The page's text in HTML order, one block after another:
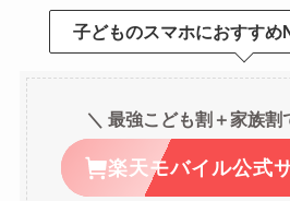
子どものスマホにおすす
＼ 最強こども割＋家族割
楽天モバイル公式